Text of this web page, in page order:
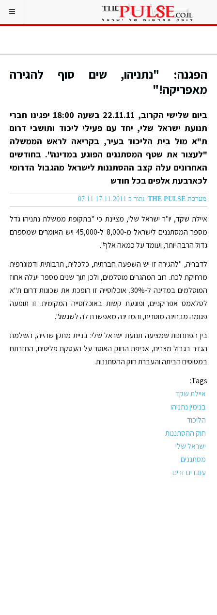
הפגנה: "נתניהו, שים סוף להגירה
מאפריקה!"
ביום שלישי הקרוב, 22.11.11 בשעה 18:00 יפגינו חברי
תנועת ישראל שלי, יחד עם פעילי ליכוד ותושבי דרום
ת"א מול בית הליכוד בעיר, בקריאה לראש הממשלה
"לעצור את שטף המסתננים הפוגע במדינה". בחודשים
האחרונים עלה קצב ההסתננות לישראל מהגבול הדרומי
לכארבעת אלפים בכל חודש
מערכת THE PULSE נוצר ב 17.11.2011 07:11
איילת שקד, יו"ר ישראל שלי, מציינת כי "בתקופת ממשלת נתניהו גדל
מספר המסתננים לישראל מ-8,000 ל-45,000 ויש האומרים שמספרם
גדול הרבה יותר, ועומד על כמאה אלף".
לדבריה, "להגירה זו יש השפעה חברתית, כלכלית, תרבותית ודמוגרפית
מרחיקת לכת. רוב המהגרים מוסלמים, ולכן תוך שנים מספר יעלה אחוז
המוסלמים במדינה ל-30%. אוכלוסייה זו הופכת את שכונות דרום ת"א
לסלאמס אפריקניים, ופוגעת קשות באוכלוסייה המקומית. זו תופעה
פגומה מבחינה מוסרית, והמדינה מאפשרת לה לשגשג".
בין הפתרונות שמציעה תנועת ישראל שלי: בניית מתקן שהייה, השלמת
הגדר בגבול מצרים, אכיפת החוק האוסר על העסקת פליטים, החזרתם
במטוסים הביתה והעברת חוק ההסתננות.
Tags:
איילת שקד
בנימין נתניהו
הליכוד
חוק ההסתננות
ישראל שלי
מסתננים
עובדים זרים